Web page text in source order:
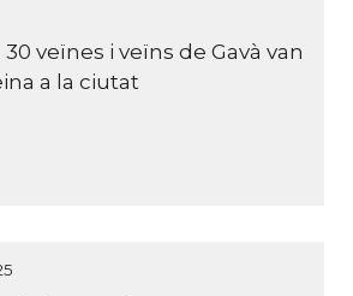
veïnes i veïns de Gavà van
a la ciutat